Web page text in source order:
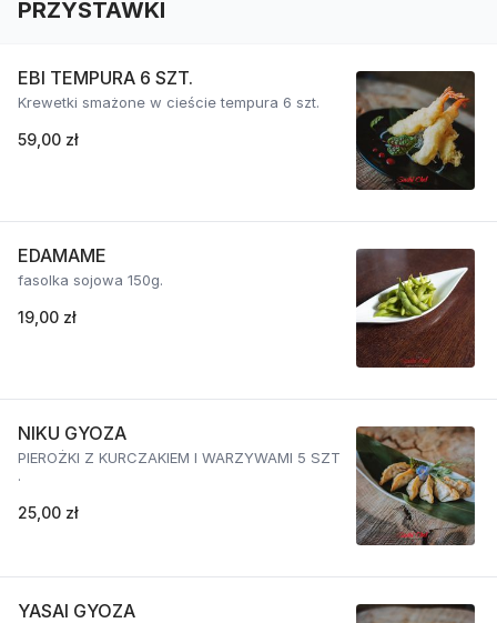
PRZYSTAWKI
EBI TEMPURA 6 SZT.
Krewetki smażone w cieście tempura 6 szt.
59,00 zł
EDAMAME
fasolka sojowa 150g.
19,00 zł
NIKU GYOZA
PIEROŻKI Z KURCZAKIEM I WARZYWAMI 5 SZT
.
25,00 zł
YASAI GYOZA